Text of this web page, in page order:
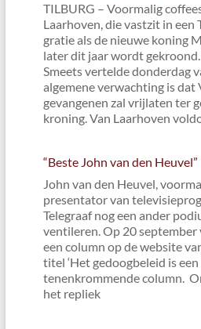
TILBURG – Voormalig
Laarhoven, die vastzit in een
gratie als de nieuwe koning
later dit jaar wordt
Smeets vertelde donderdag
algemene verwachting is dat
gevangenen zal vrijlaten ter
kroning. Van Laarhoven
“Beste John van den Heuvel”
John van den Heuvel,
presentator van
Telegraaf nog een ander
ventileren. Op 20 september
een column op de website
titel ‘Het gedoogbeleid is een
tenenkrommende column.
het repliek